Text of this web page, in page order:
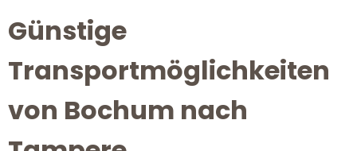
Günstige
Transportmöglichkeiten
von Bochum nach